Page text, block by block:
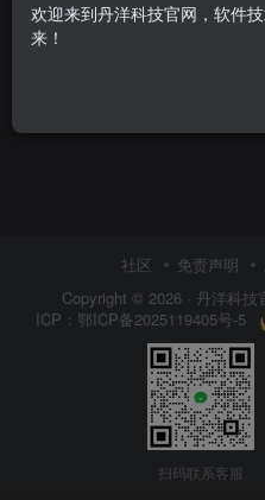
社区 免责声明
Copyright © 2026 · 丹洋科技
ICP： 鄂ICP备2025119405号-5
扫码联系客服
欢迎来到丹洋科技官网，软件
来！